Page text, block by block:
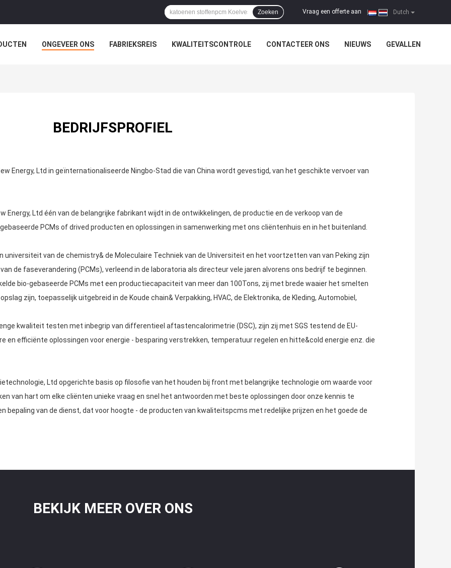
Dutch
Vraag een offerte aan
Zoeken
ONGEVEER ONS FABRIEKSREIS KWALITEITSCONTROLE CONTACTEER ONS NIEUWS GEVALLEN
BEDRIJFSPROFIEL
Energy, Ltd in geïnternationaliseerde Ningbo-Stad die van China wordt gevestigd, van het geschikte vervoer van
Energy, Ltd één van de belangrijke fabrikant wijdt in de ontwikkelingen, de productie en de verkoop van de
PCMs of drived producten en oplossingen in samenwerking met ons cliëntenhuis en in het buitenland.
universiteit van de chemistry& de Moleculaire Techniek van de Universiteit en het voortzetten van van Peking zijn
de faseverandering (PCMs), verleend in de laboratoria als directeur vele jaren alvorens ons bedrijf te beginnen.
bio-gebaseerde PCMs met een productiecapaciteit van meer dan 100Tons, zij met brede waaier het smelten
zijn, toepasselijk uitgebreid in de Koude chain& Verpakking, HVAC, de Elektronika, de Kleding, Automobiel,
kwaliteit testen met inbegrip van differentieel aftastencalorimetrie (DSC), zijn zij met SGS testend de EU-
en efficiënte oplossingen voor energie - besparing verstrekken, temperatuur regelen en hitte&cold energie enz. die
Ltd opgerichte basis op filosofie van het houden bij front met belangrijke technologie om waarde voor
van hart om elke cliënten unieke vraag en snel het antwoorden met beste oplossingen door onze kennis te
bepaling van de dienst, dat voor hoogte - de producten van kwaliteitspcms met redelijke prijzen en het goede de
BEKIJK MEER OVER ONS